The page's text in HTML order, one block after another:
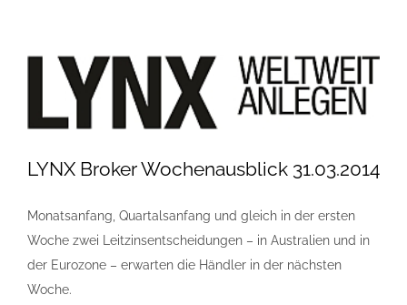
LYNX Broker Wochenausblick 31.03.2014
Monatsanfang, Quartalsanfang und gleich in der ersten
Woche zwei Leitzinsentscheidungen – in Australien und in
der Eurozone – erwarten die Händler in der nächsten
Woche.